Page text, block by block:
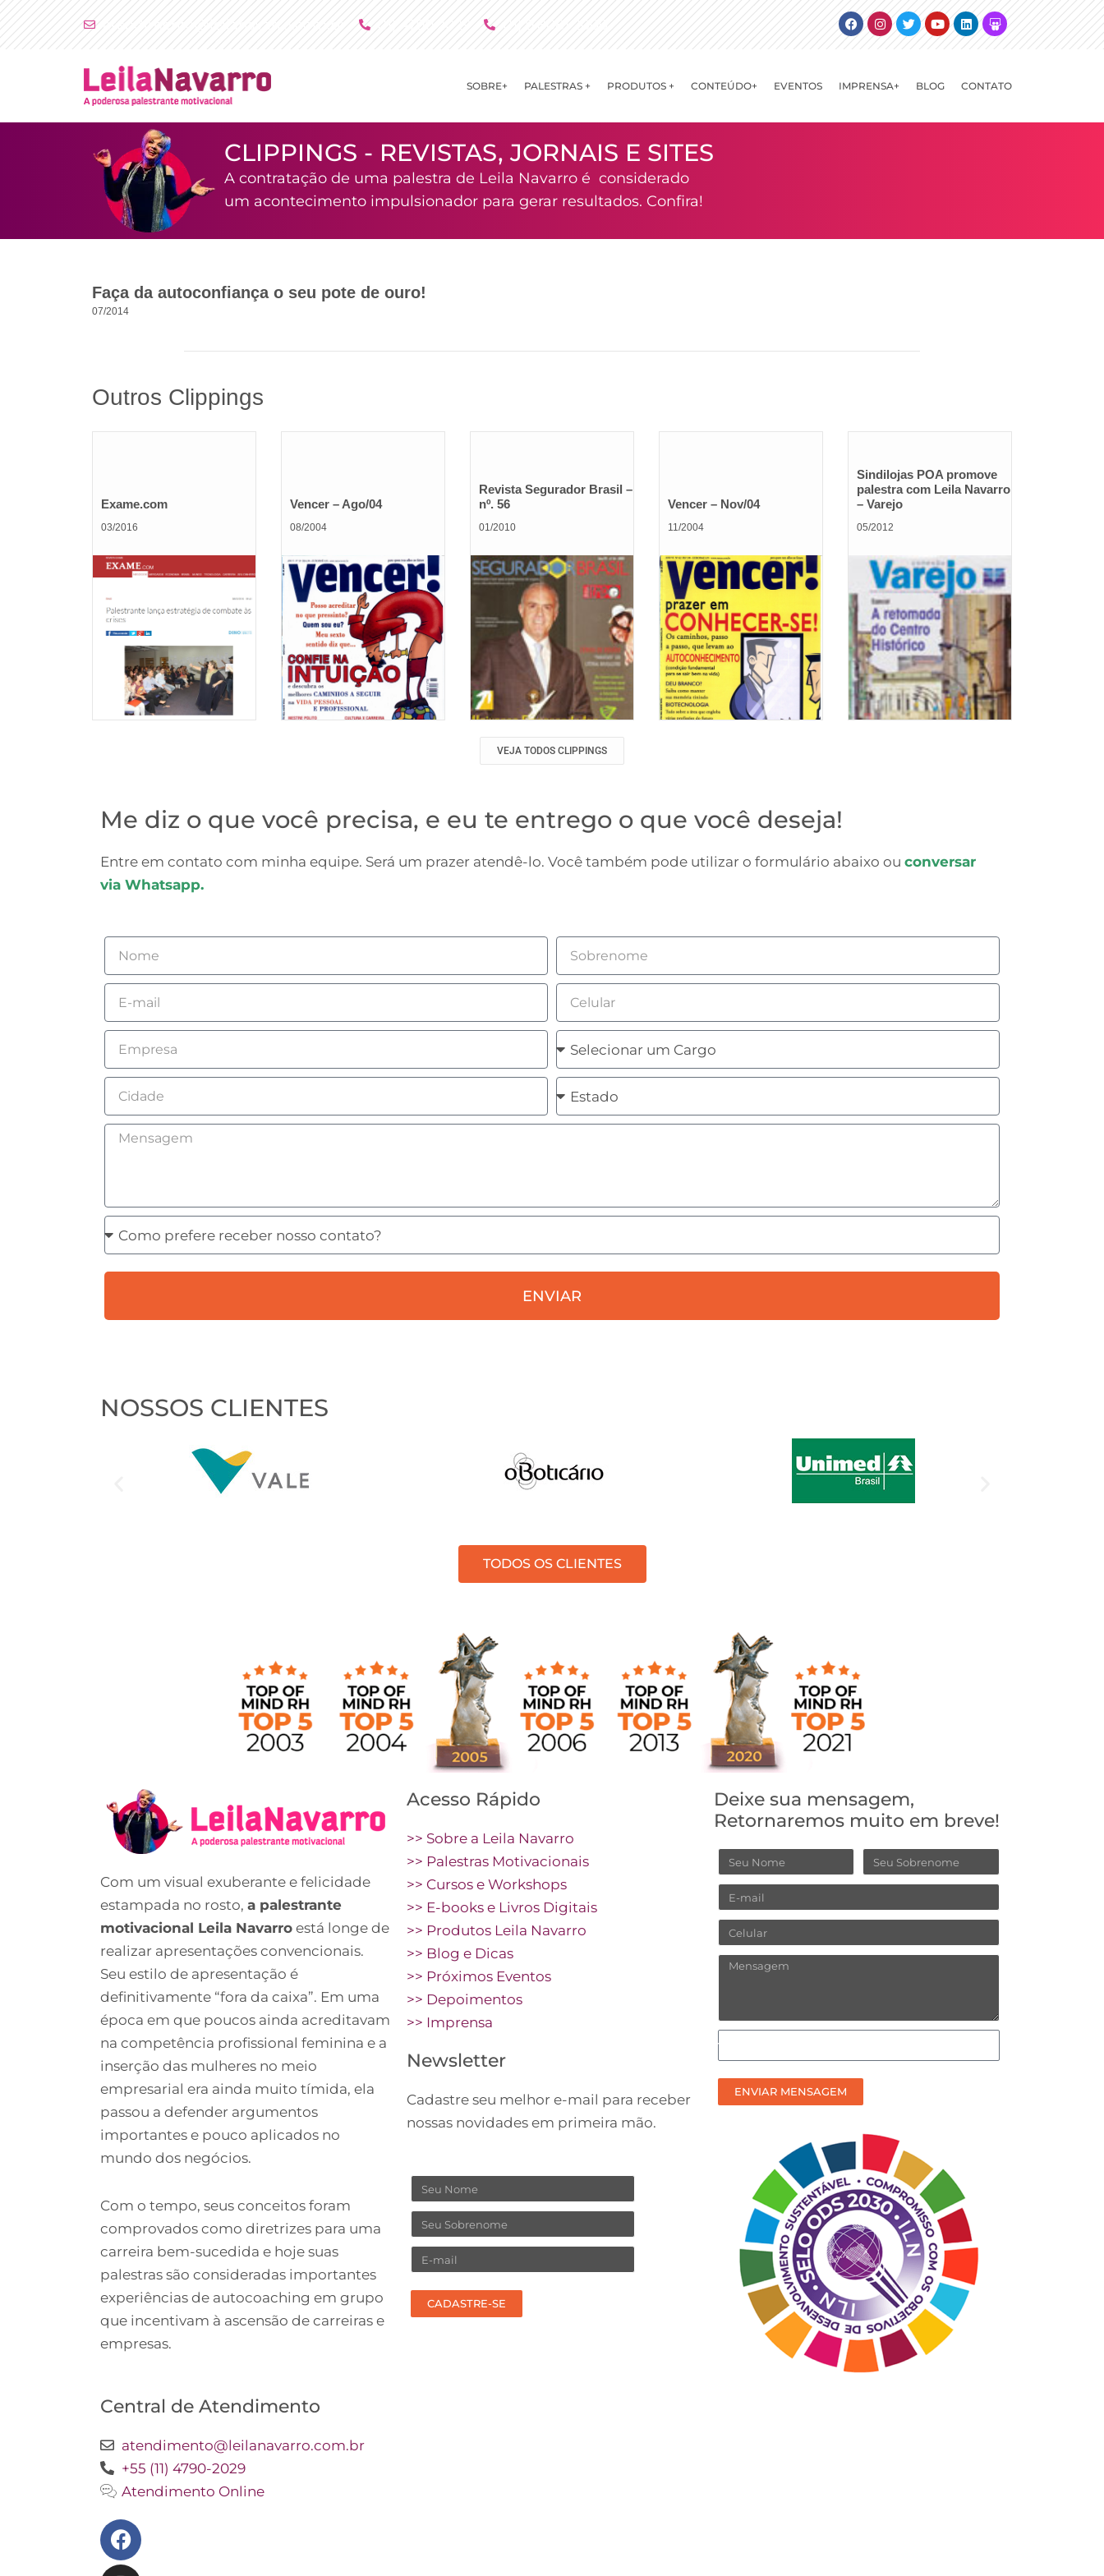
FacebookInstagram
TwitterYoutubeLinkedinSlideshare
SOBRE+ PALESTRAS + PRODUTOS + CONTEÚDO+ EVENTOS IMPRENSA+ BLOG CONTATO
CLIPPINGS - REVISTAS, JORNAIS E SITES
A contratação de uma palestra de Leila Navarro é considerado
um acontecimento impulsionador para gerar resultados. Confira!
Faça da autoconfiança o seu pote de ouro!
07/2014
Outros Clippings
Exame.com
03/2016
Vencer – Ago/04
08/2004
Revista Segurador Brasil –
nº. 56
01/2010
Vencer – Nov/04
11/2004
Sindilojas POA promove
palestra com Leila Navarro
– Varejo
05/2012
VEJA TODOS CLIPPINGS
Me diz o que você precisa, e eu te entrego o que você deseja!
Entre em contato com minha equipe. Será um prazer atendê-lo. Você também pode utilizar o formulário abaixo ou conversar
via Whatsapp.
Nome Sobrenome
Email Celular
Empresa Cargo
Cidade Estado
Mensagem
Como
prefere
receber
contato?
ENVIAR
NOSSOS CLIENTES
TODOS OS CLIENTES
Com um visual exuberante e felicidade
estampada no rosto, a palestrante
motivacional Leila Navarro está longe de
realizar apresentações convencionais.
Seu estilo de apresentação é
definitivamente “fora da caixa”. Em uma
época em que poucos ainda acreditavam
na competência profissional feminina e a
inserção das mulheres no meio
empresarial era ainda muito tímida, ela
passou a defender argumentos
importantes e pouco aplicados no
mundo dos negócios.
Com o tempo, seus conceitos foram
comprovados como diretrizes para uma
carreira bem-sucedida e hoje suas
palestras são consideradas importantes
experiências de autocoaching em grupo
que incentivam à ascensão de carreiras e
empresas.
Central de Atendimento
atendimento@leilanavarro.com.br
+55 (11) 4790-2029
Atendimento Online
Facebook
Instagram
Twitter
Youtube
Linkedin
Slideshare
Acesso Rápido
>> Sobre a Leila Navarro
>> Palestras Motivacionais
>> Cursos e Workshops
>> E-books e Livros Digitais
>> Produtos Leila Navarro
>> Blog e Dicas
>> Próximos Eventos
>> Depoimentos
>> Imprensa
Newsletter
Cadastre seu melhor e-mail para receber
nossas novidades em primeira mão.
Nome
Sobrenome
Email
CADASTRE-SE
Deixe sua mensagem,
Retornaremos muito em breve!
Nome Sobrenome
Email
Celular
Mensagem
Como
prefere
receber
nosso
ENVIAR MENSAGEM